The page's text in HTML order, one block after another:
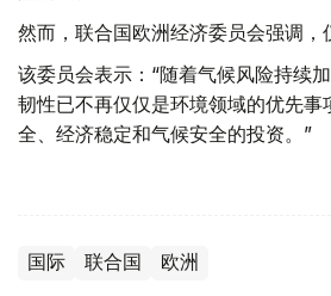
然而，联合国欧洲经济委员会强调，
该委员会表示：“随着气候风险持续
韧性已不再仅仅是环境领域的优先
全、经济稳定和气候安全的投资。”
国际 联合国 欧洲